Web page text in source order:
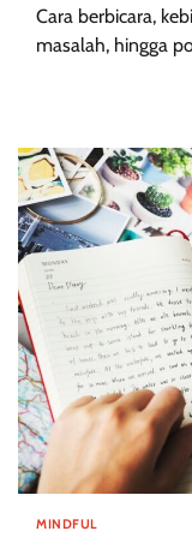
Cara berbicara,
masalah, hingga
MINDFUL